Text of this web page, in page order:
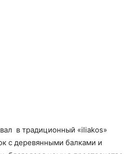
в традиционный «iliakos»
с деревянными балками и